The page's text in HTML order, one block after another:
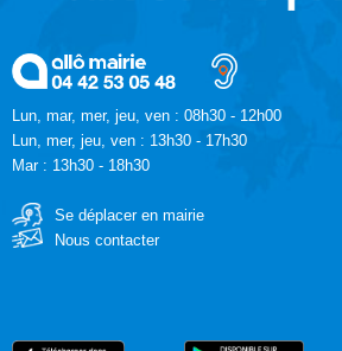
Lun, mar, mer, jeu, ven : 08h30 - 12h00
Lun, mer, jeu, ven : 13h30 - 17h30
Mar : 13h30 - 18h30
Se déplacer en mairie
Nous contacter